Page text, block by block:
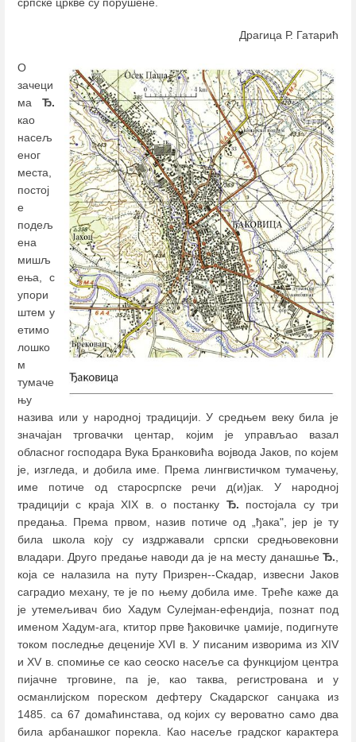
Драгица Р. Гатарић
О
зачеци
ма Ђ.
као
насељ
еног
места,
постој
е
подељ
ена
мишљ
ења, с
упори
штем у
етимо
лошко
м
тумаче
њу
назива или у народној традицији. У средњем веку била је
значајан трговачки центар, којим је управљао вазал
обласног господара Вука Бранковића војвода Јаков, по којем
је, изгледа, и добила име. Према лингвистичком тумачењу,
име потиче од старосрпске речи д(и)јак. У народној
традицији с краја ХIX в. о постанку Ђ. постојала су три
предања. Према првом, назив потиче од „ђака", јер је ту
била школа коју су издржавали српски средњовековни
владари. Друго предање наводи да је на месту данашње Ђ.,
која се налазила на путу Призрен--Скадар, извесни Јаков
саградио механу, те је по њему добила име. Треће каже да
је утемељивач био Хадум Сулејман-ефендија, познат под
именом Хадум-ага, ктитор прве ђаковичке џамије, подигнуте
током последње деценије XVI в. У писаним изворима из XIV
и XV в. спомиње се као сеоско насеље са функцијом центра
пијачне трговине, па је, као таква, регистрована и у
османлијском пореском дефтеру Скадарског санџака из
1485. са 67 домаћинстава, од којих су вероватно само два
била арбанашког порекла. Као насеље градског карактера